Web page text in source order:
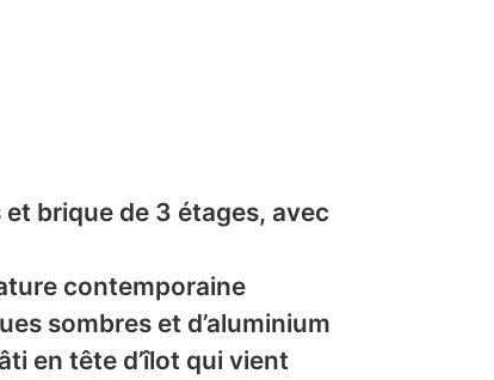
brique de 3 étages, avec
contemporaine
sombres et d’aluminium
en tête d’îlot qui vient